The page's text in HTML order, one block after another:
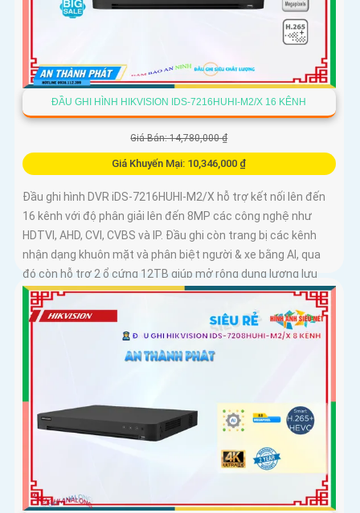
ĐẦU GHI HÌNH HIKVISION IDS-7216HUHI-M2/X 16 KÊNH
Giá Bán: 14,780,000 ₫
Giá Khuyến Mại: 10,346,000 ₫
Đầu ghi hình DVR iDS-7216HUHI-M2/X hỗ trợ kết nối lên đến
16 kênh với độ phân giải lên đến 8MP các công nghệ như
HDTVI, AHD, CVI, CVBS và IP. Đầu ghi còn trang bị các kênh
nhận dạng khuôn mặt và phân biệt người & xe bằng AI, qua
đó còn hỗ trợ 2 ổ cứng 12TB giúp mở rộng dung lượng lưu
trữ hiệu quả